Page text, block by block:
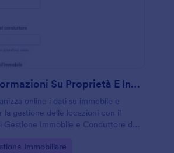
Modulo Informazioni Su Proprietà E Inquilino
online i dati su immobile e
la gestione delle locazioni con il
Gestione Immobile e Conduttore di
Immobiliare